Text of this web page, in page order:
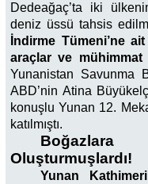
Dedeağaç’ta iki
deniz üssü tahsis
İndirme Tümeni’ne
araçlar ve mühimmat
Yunanistan Savunma
ABD’nin Atina
konuşlu Yunan 12.
katılmıştı.
Oluşturmuşlardı!
Yunan